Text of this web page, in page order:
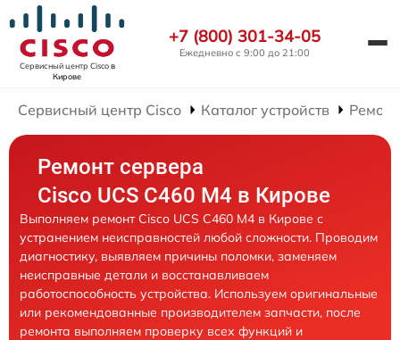
Сервисный центр Ciscoв
Кирове
+7 (800) 301-34-05
Ежедневно с 9:00 до 21:00
Сервисный центр Cisco Каталог устройств
Ремонт сервера
Cisco UCS C460 M4 в Кирове
Выполняем ремонт Cisco UCS C460 M4 в Кирове с
устранением неисправностей любой сложности. Проводим
диагностику, выявляем причины поломки, заменяем
неисправные детали и восстанавливаем
работоспособность устройства. Используем оригинальные
или рекомендованные производителем запчасти, после
ремонта выполняем проверку всех функций и